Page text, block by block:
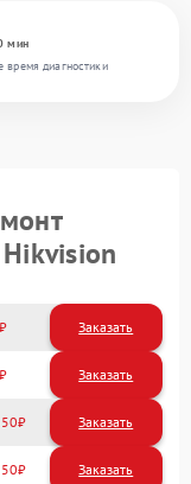
мин
время диагностики
Заказать
Заказать